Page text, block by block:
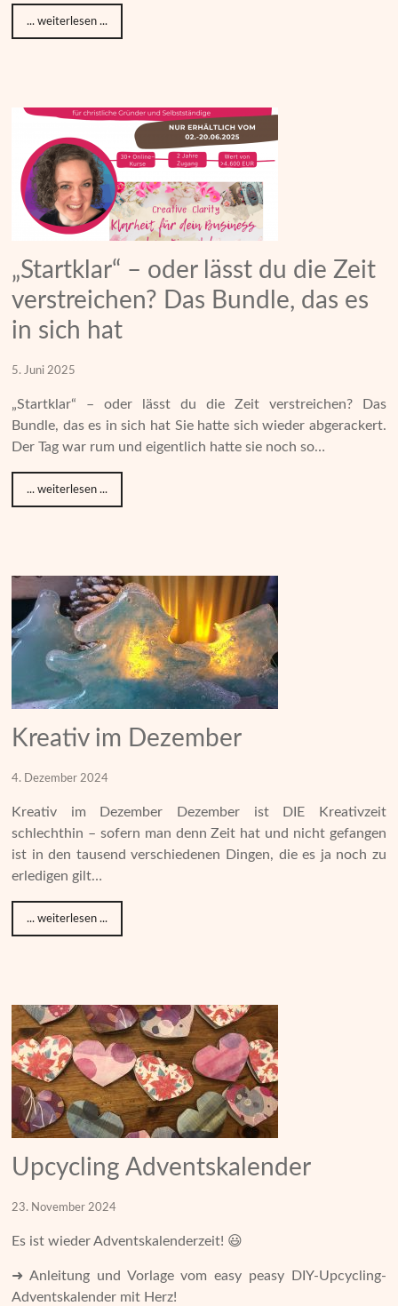
... weiterlesen ...
„Startklar“ – oder lässt du die Zeit
verstreichen? Das Bundle, das es
in sich hat
5. Juni 2025
„Startklar“ – oder lässt du die Zeit verstreichen? Das
Bundle, das es in sich hat Sie hatte sich wieder abgerackert.
Der Tag war rum und eigentlich hatte sie noch so…
... weiterlesen ...
Kreativ im Dezember
4. Dezember 2024
Kreativ im Dezember Dezember ist DIE Kreativzeit
schlechthin – sofern man denn Zeit hat und nicht gefangen
ist in den tausend verschiedenen Dingen, die es ja noch zu
erledigen gilt…
... weiterlesen ...
Upcycling Adventskalender
23. November 2024
Es ist wieder Adventskalenderzeit! 😃
➜ Anleitung und Vorlage vom easy peasy DIY-Upcycling-
Adventskalender mit Herz!